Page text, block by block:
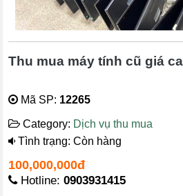
Thu mua máy tính cũ giá
Mã SP: 12265
Category: Dịch vụ thu mua
Tình trạng: Còn hàng
100,000,000đ
Hotline:0903931415